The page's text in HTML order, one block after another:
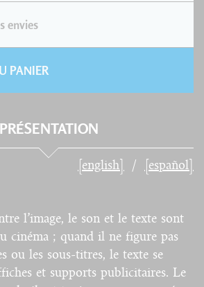
envies
PANIER
PRÉSENTATION
[english] [español]
l’image, le son et le texte sont
cinéma ; quand il ne figure pas
ou les sous-titres, le texte se
et supports publicitaires. Le